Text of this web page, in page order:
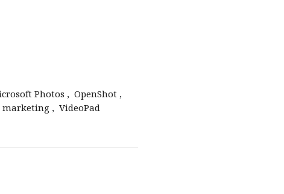
Photos , OpenShot ,
marketing , VideoPad